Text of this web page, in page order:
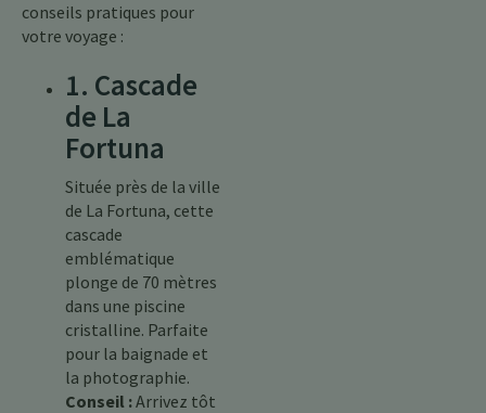
conseils pratiques pour
votre voyage :
1. Cascade
de La
Fortuna
Située près de la ville
de La Fortuna, cette
cascade
emblématique
plonge de 70 mètres
dans une piscine
cristalline. Parfaite
pour la baignade et
la photographie.
Conseil :Arrivez tôt